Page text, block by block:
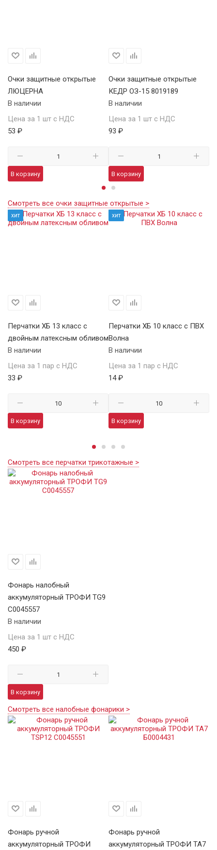
Очки защитные открытые
ЛЮЦЕРНА
В наличии
Цена за 1 шт с НДС
53 ₽
В корзину
Очки защитные открытые
КЕДР ОЗ-15 8019189
В наличии
Цена за 1 шт с НДС
93 ₽
В корзину
Смотреть все очки защитные открытые >
хит
Перчатки ХБ 13 класс с
двойным латексным обливом
В наличии
Цена за 1 пар с НДС
33 ₽
В корзину
хит
Перчатки ХБ 10 класс с ПВХ
Волна
В наличии
Цена за 1 пар с НДС
14 ₽
В корзину
Смотреть все перчатки трикотажные >
Фонарь налобный
аккумуляторный ТРОФИ TG9
C0045557
В наличии
Цена за 1 шт с НДС
450 ₽
В корзину
Смотреть все налобные фонарики >
Фонарь ручной
аккумуляторный ТРОФИ
Фонарь ручной
аккумуляторный ТРОФИ TA7